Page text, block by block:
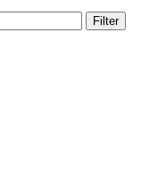
Filter